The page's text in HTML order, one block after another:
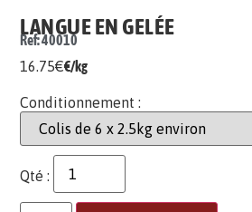
LANGUE EN GELÉE
Ref: 40010
16.75€€/kg
Conditionnement :
Qté :